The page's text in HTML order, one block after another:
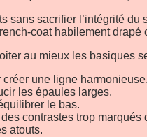
sans sacrifier l’intégrité
coat habilement
au mieux les basiques
une ligne harmonieuse.
les épaules larges.
le bas.
contrastes trop
atouts.